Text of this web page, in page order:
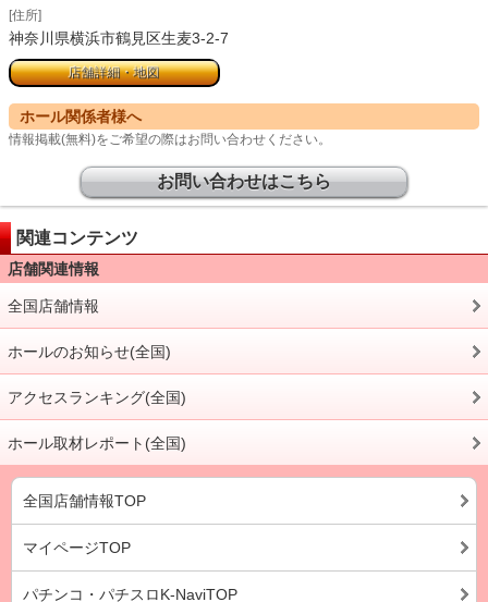
[住所]
神奈川県横浜市鶴見区生麦3-2-7
店舗詳細・地図
ホール関係者様へ
情報掲載(無料)をご希望の際はお問い合わせください。
お問い合わせはこちら
関連コンテンツ
店舗関連情報
全国店舗情報
ホールのお知らせ(全国)
アクセスランキング(全国)
ホール取材レポート(全国)
全国店舗情報TOP
マイページTOP
パチンコ・パチスロK-NaviTOP